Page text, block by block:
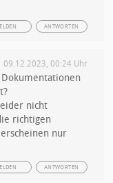
ANTWORTEN
09.12.2023, 00:24 Uhr
nicht
richtigen
nur
ANTWORTEN